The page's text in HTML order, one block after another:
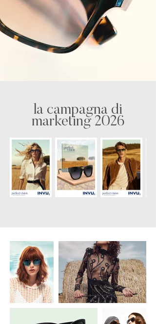
la campagna di
marketing 2026